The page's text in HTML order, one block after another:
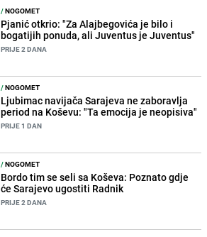
/NOGOMET
Pjanić otkrio: "Za Alajbegovića je bilo i
bogatijih ponuda, ali Juventus je Juventus"
PRIJE 2 DANA
/NOGOMET
Ljubimac navijača Sarajeva ne zaboravlja
period na Koševu: "Ta emocija je neopisiva"
PRIJE 1 DAN
/NOGOMET
Bordo tim se seli sa Koševa: Poznato gdje
će Sarajevo ugostiti Radnik
PRIJE 2 DANA